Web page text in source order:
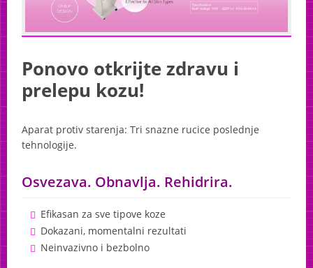
Soltron
AliSun
Cosmedico
Ionto Comed
Ponovo otkrijte zdravu i
prelepu kozu!
Aparat protiv starenja: Tri snazne rucice poslednje
tehnologije.
Osvezava. Obnavlja. Rehidrira.
Efikasan za sve tipove koze
Dokazani, momentalni rezultati
Neinvazivno i bezbolno